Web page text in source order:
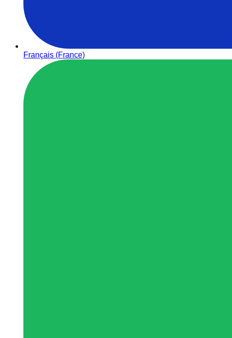
Français (France)